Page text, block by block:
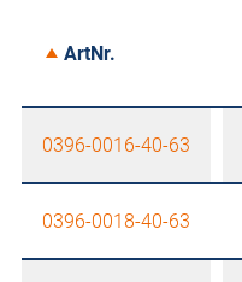
ArtNr.
0396-0016-40-63
0396-0018-40-63